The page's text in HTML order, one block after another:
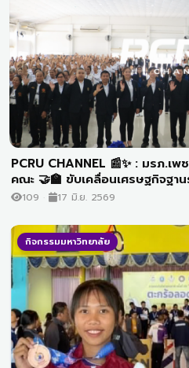
PCRU CHANNEL 📰✨ : มรภ.
คณะ 🤝🏫 ขับเคลื่อนเศรษฐกิจฐา
ชุมชนวิเชียรบุรี 🏡✈️ ด้วยโมเดลเ
109 17 มิ.ย. 2569
กิจกรรมมหาวิทยาลัย